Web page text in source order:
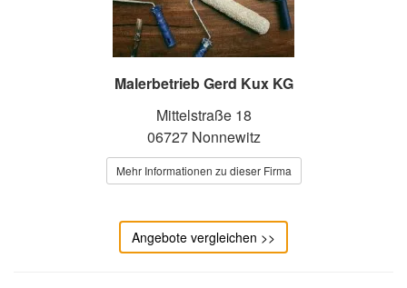
Malerbetrieb Gerd Kux KG
Mittelstraße 18
06727 Nonnewitz
Mehr Informationen zu dieser Firma
Angebote vergleichen >>